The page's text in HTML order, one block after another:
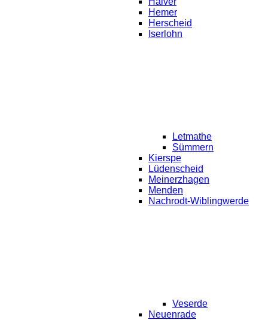
Hemer
Herscheid
Iserlohn
Letmathe
Sümmern
Kierspe
Lüdenscheid
Meinerzhagen
Menden
Nachrodt-Wiblingwerde
Veserde
Neuenrade